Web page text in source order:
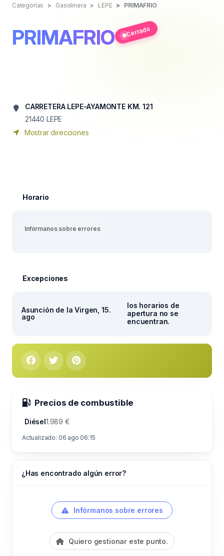
Categorías Gasolinera LEPE PRIMAFRIO
PRIMAFRIO Cerrado
CARRETERA LEPE-AYAMONTE KM. 121
21440 LEPE
Mostrar direcciones
Horario
Infórmanos sobre errores
Excepciones
Asunción de la Virgen, 15.
ago
los horarios de
apertura no se
encuentran.
Precios de combustible
Diésel1.989 €
Actualizado: 06 ago 06:15
¿Has encontrado algún error?
Infórmanos sobre errores
Quiero gestionar este punto.